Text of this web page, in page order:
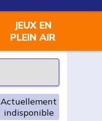
JEUX EN
PLEIN AIR
Actuellement
indisponible